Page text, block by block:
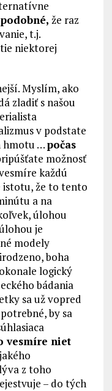
že raz
t.j.
niektorej
Myslím, ako
zladiť s našou
v podstate
hmotu …počas
možnosť
každú
istotu, že to tento
a na
úlohou
je
modely
boha
logický
bádania
sa už vopred
by sa
vesmíre niet
z toho
– do tých